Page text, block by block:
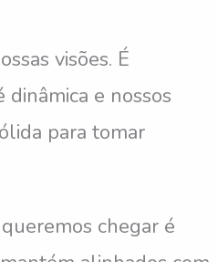
visões. É
e nossos
para tomar
chegar é